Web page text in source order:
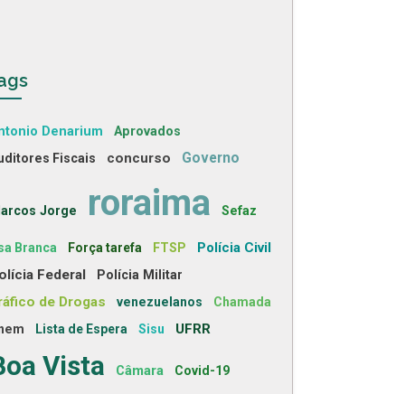
Denarium Aprovados
Fiscais concurso Governo
Jorge roraima Sefaz
Branca Força tarefa FTSP
Polícia Civil
Federal
Polícia Militar
de Drogas venezuelanos
Chamada
Lista de Espera Sisu UFRR
Vista Câmara Covid-19